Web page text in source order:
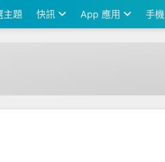
主題 快訊 App 應用 手機
Apple Watch 再考慮購入